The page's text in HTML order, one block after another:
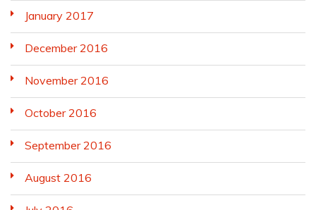
January 2017
December 2016
November 2016
October 2016
September 2016
August 2016